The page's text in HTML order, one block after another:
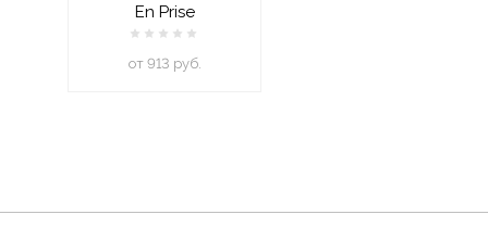
En Prise
oт 913 руб.